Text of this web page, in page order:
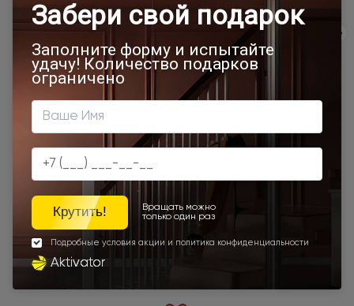
Товар относится к категориям:
500x1900 Межкомнатные двери 55х190 см
Классические двери 700x1900 900x2000
800x2000 900x2200 450x2000 650x2000
1000x2100 700x2200 900x1900 850x2000
700x2100 900x2300
Шампань Высота 180
Наши преимущества